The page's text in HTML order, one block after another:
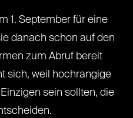
1. September für eine
danach schon auf den
zum Abruf bereit
sich, weil hochrangige
sein sollten, die